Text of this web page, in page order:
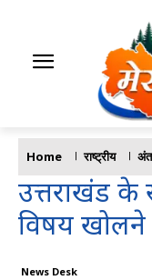
Home राष्ट्रीय
उत्तराखंड के
विषय खोलने
News Desk